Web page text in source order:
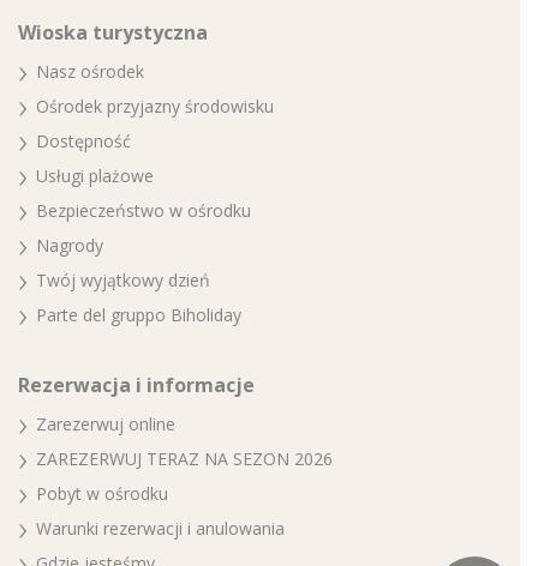
Wioska turystyczna
Nasz ośrodek
Ośrodek przyjazny środowisku
Dostępność
Usługi plażowe
Bezpieczeństwo w ośrodku
Nagrody
Twój wyjątkowy dzień
Parte del gruppo Biholiday
Rezerwacja i informacje
Zarezerwuj online
ZAREZERWUJ TERAZ NA SEZON 2026
Pobyt w ośrodku
Warunki rezerwacji i anulowania